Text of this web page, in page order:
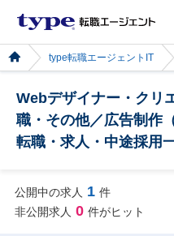
type転職エージェントIT
Webデザイナー・クリ
職・その他／広告制作
転職・求人・中途採用
公開中の求人 1 件
非公開求人 0 件がヒット